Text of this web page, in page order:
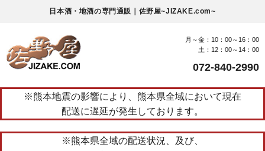
日本酒・地酒の専門通販｜佐野屋~JIZAKE.com~
月～金：10：00～16：00
土：12：00～14：00
072-840-2990
※熊本地震の影響により、熊本県全域において現在
配送に遅延が発生しております。
※熊本県全域の配送状況、及び、